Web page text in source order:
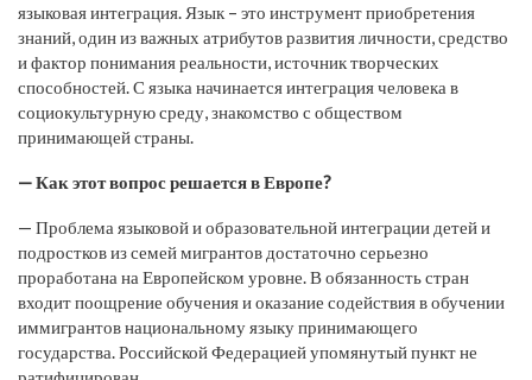
языковая интеграция. Язык – это инструмент приобретения
знаний, один из важных атрибутов развития личности, средство
и фактор понимания реальности, источник творческих
способностей. С языка начинается интеграция человека в
социокультурную среду, знакомство с обществом
принимающей страны.
— Как этот вопрос решается в Европе?
— Проблема языковой и образовательной интеграции детей и
подростков из семей мигрантов достаточно серьезно
проработана на Европейском уровне. В обязанность стран
входит поощрение обучения и оказание содействия в обучении
иммигрантов национальному языку принимающего
государства. Российской Федерацией упомянутый пункт не